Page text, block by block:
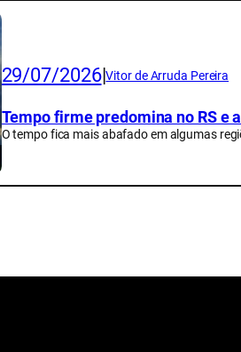
29/07/2026|Vitor de Arruda Pereira
Tempo firme predomina no RS e
O tempo fica mais abafado em algumas